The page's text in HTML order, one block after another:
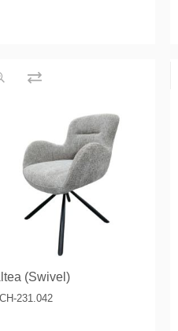
(Swivel)
231.042